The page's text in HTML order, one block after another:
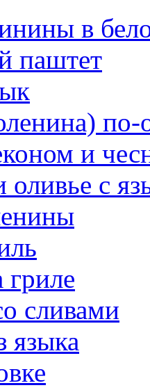
в
паштет
по-
и
оливье с
сливами
языка